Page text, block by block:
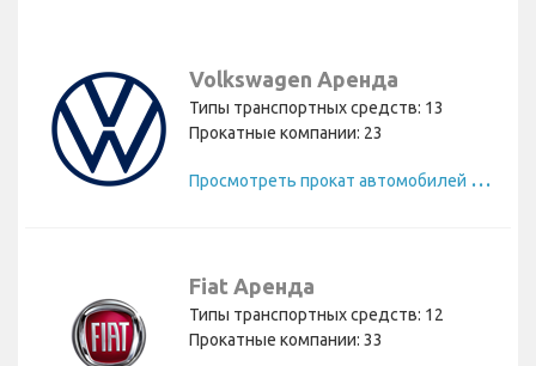
Volkswagen Аренда
Типы транспортных средств: 13
Прокатные компании: 23
П
росмотреть прокат автомобилей Volkswagen
Fiat Аренда
Типы транспортных средств: 12
Прокатные компании: 33